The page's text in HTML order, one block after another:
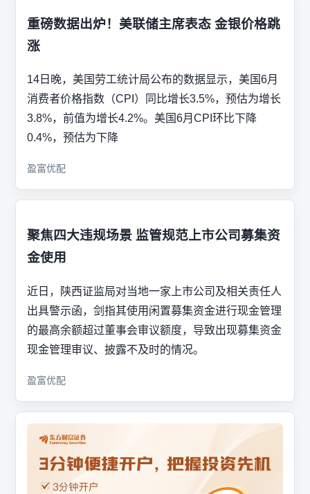
重磅数据出炉！美联储主席表态 金银价格跳
涨
14日晚，美国劳工统计局公布的数据显示，美国6月
消费者价格指数（CPI）同比增长3.5%，预估为增长
3.8%，前值为增长4.2%。美国6月CPI环比下降
0.4%，预估为下降
盈富优配
聚焦四大违规场景 监管规范上市公司募集资
金使用
近日，陕西证监局对当地一家上市公司及相关责任人
出具警示函，剑指其使用闲置募集资金进行现金管理
的最高余额超过董事会审议额度，导致出现募集资金
现金管理审议、披露不及时的情况。
盈富优配